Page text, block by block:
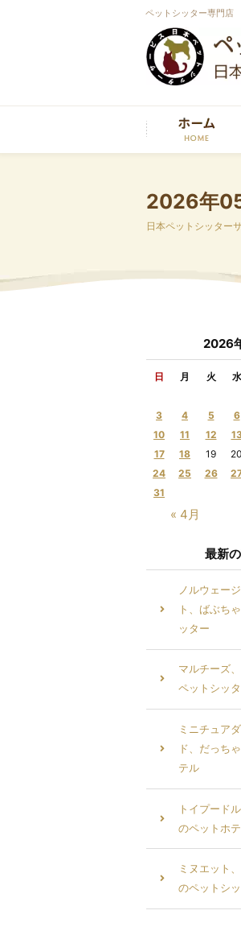
ペットシッター専門店
2026年
日本ペットシッター
2026
日 月 火 水
« 4月
3
4 5 6
10
11 12
17
18 19 20
24
25 26
31
最新
ノルウェー
ト、ばぶち
ッター
マルチーズ
ペットシッ
ミニチュア
ド、だっち
テル
トイプード
のペットホ
ミヌエット
のペットシ